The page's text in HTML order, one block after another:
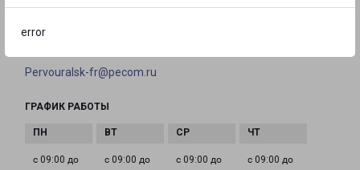
error
Pervouralsk-fr@pecom.ru
ГРАФИК РАБОТЫ
с 09:00 до
с 09:00 до
с 09:00 до
с 09:00 до